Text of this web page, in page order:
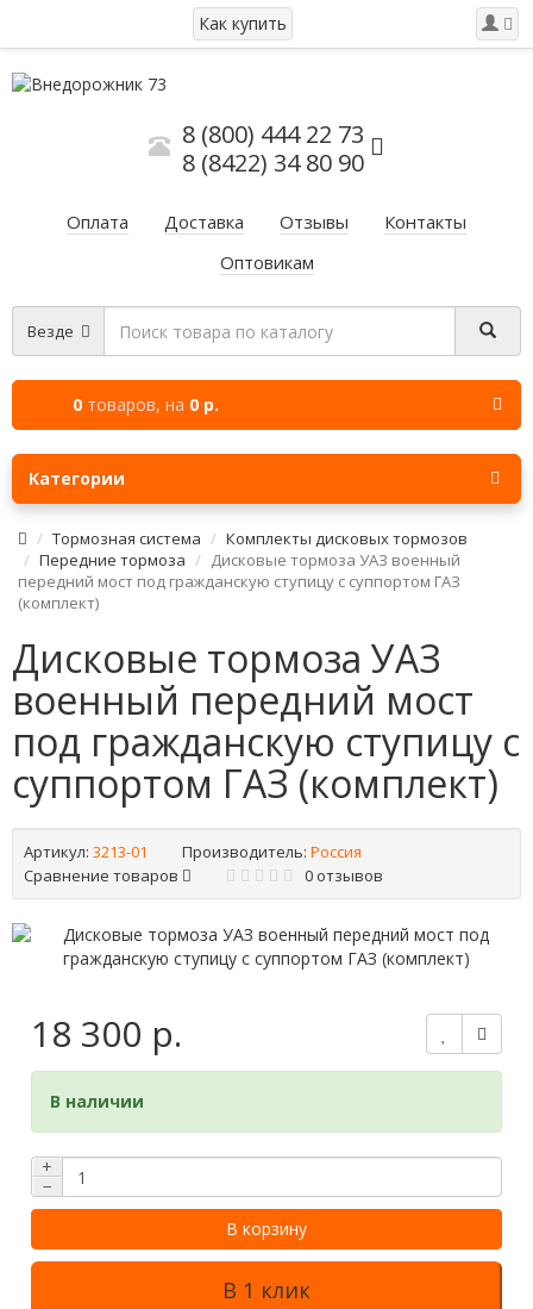
Как купить
8 (800) 444 22 73
8 (8422) 34 80 90
Оплата Доставка Отзывы
Контакты
Оптовикам
Везде
0 товаров, на 0 р.
Категории
Тормозная система
Комплекты дисковых тормозов
Передние тормоза
Дисковые тормоза УАЗ военный
передний мост под гражданскую ступицу с суппортом ГАЗ
(комплект)
Дисковые тормоза УАЗ
военный передний мост
под гражданскую ступицу с
суппортом ГАЗ (комплект)
Артикул: 3213-01 Производитель: Россия
Сравнение товаров
0 отзывов
18 300 р.
В наличии
+
−
В корзину
В 1 клик